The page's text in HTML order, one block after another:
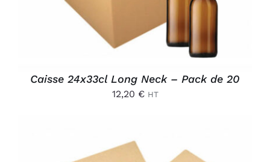
Caisse 24x33cl Long Neck – Pack de 20
12,20 € HT